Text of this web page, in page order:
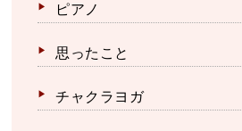
ピアノ
思ったこと
チャクラヨガ